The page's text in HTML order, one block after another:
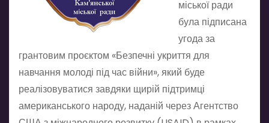
міської ради
була підписана
угода за
грантовим проєктом «Безпечні укриття для
навчання молоді під час війни», який буде
реалізовуватися завдяки щирій підтримці
американського народу, наданій черезАгентство